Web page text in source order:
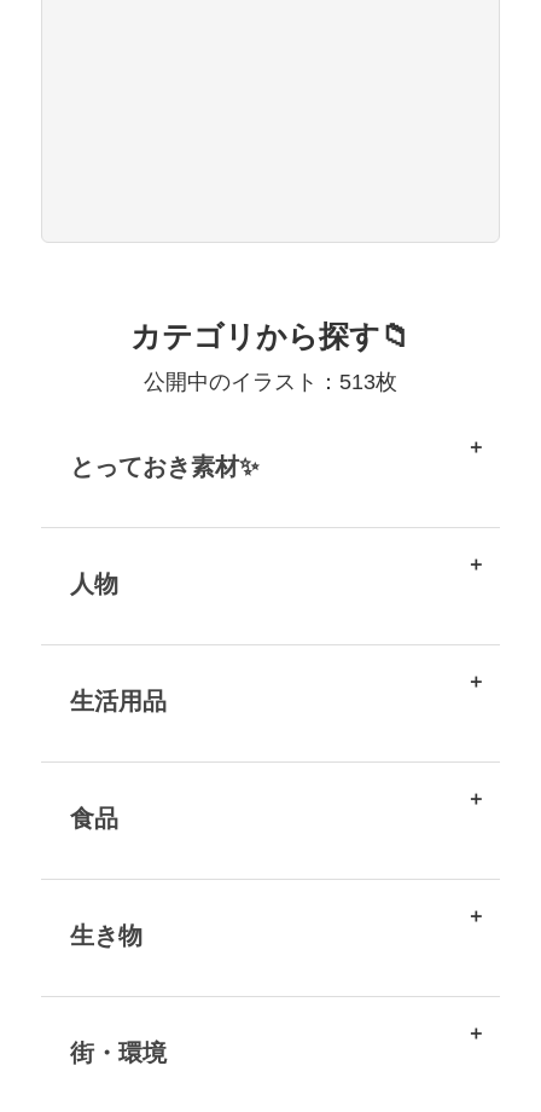
カテゴリから探す📁
公開中のイラスト：513枚
とっておき素材✨
人物
生活用品
食品
生き物
街・環境